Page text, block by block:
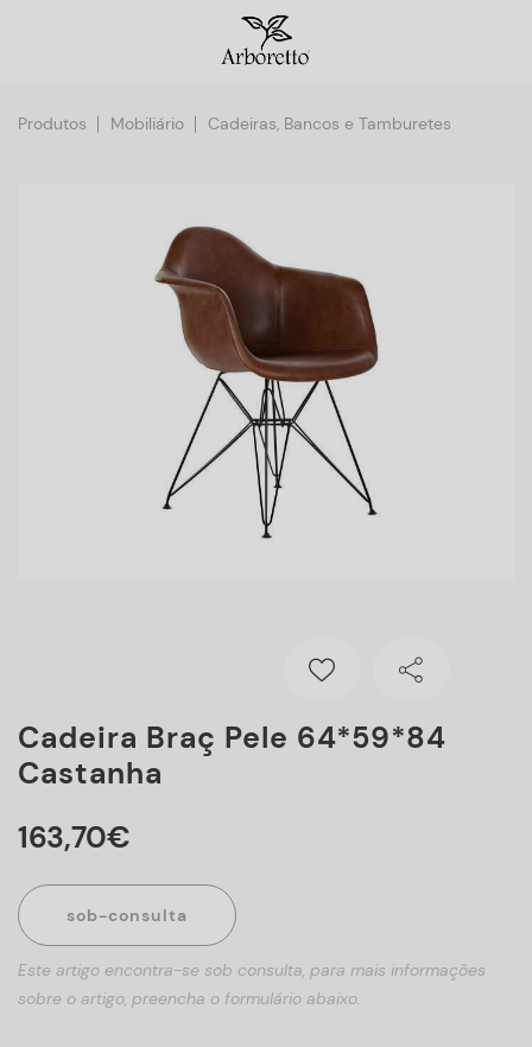
Produtos Mobiliário Cadeiras, Bancos e Tamburetes
Cadeira Braç Pele 64*59*84
Castanha
163,70€
sob-consulta
Este artigo encontra-se sob consulta, para mais informações
sobre o artigo, preencha o formulário abaixo.